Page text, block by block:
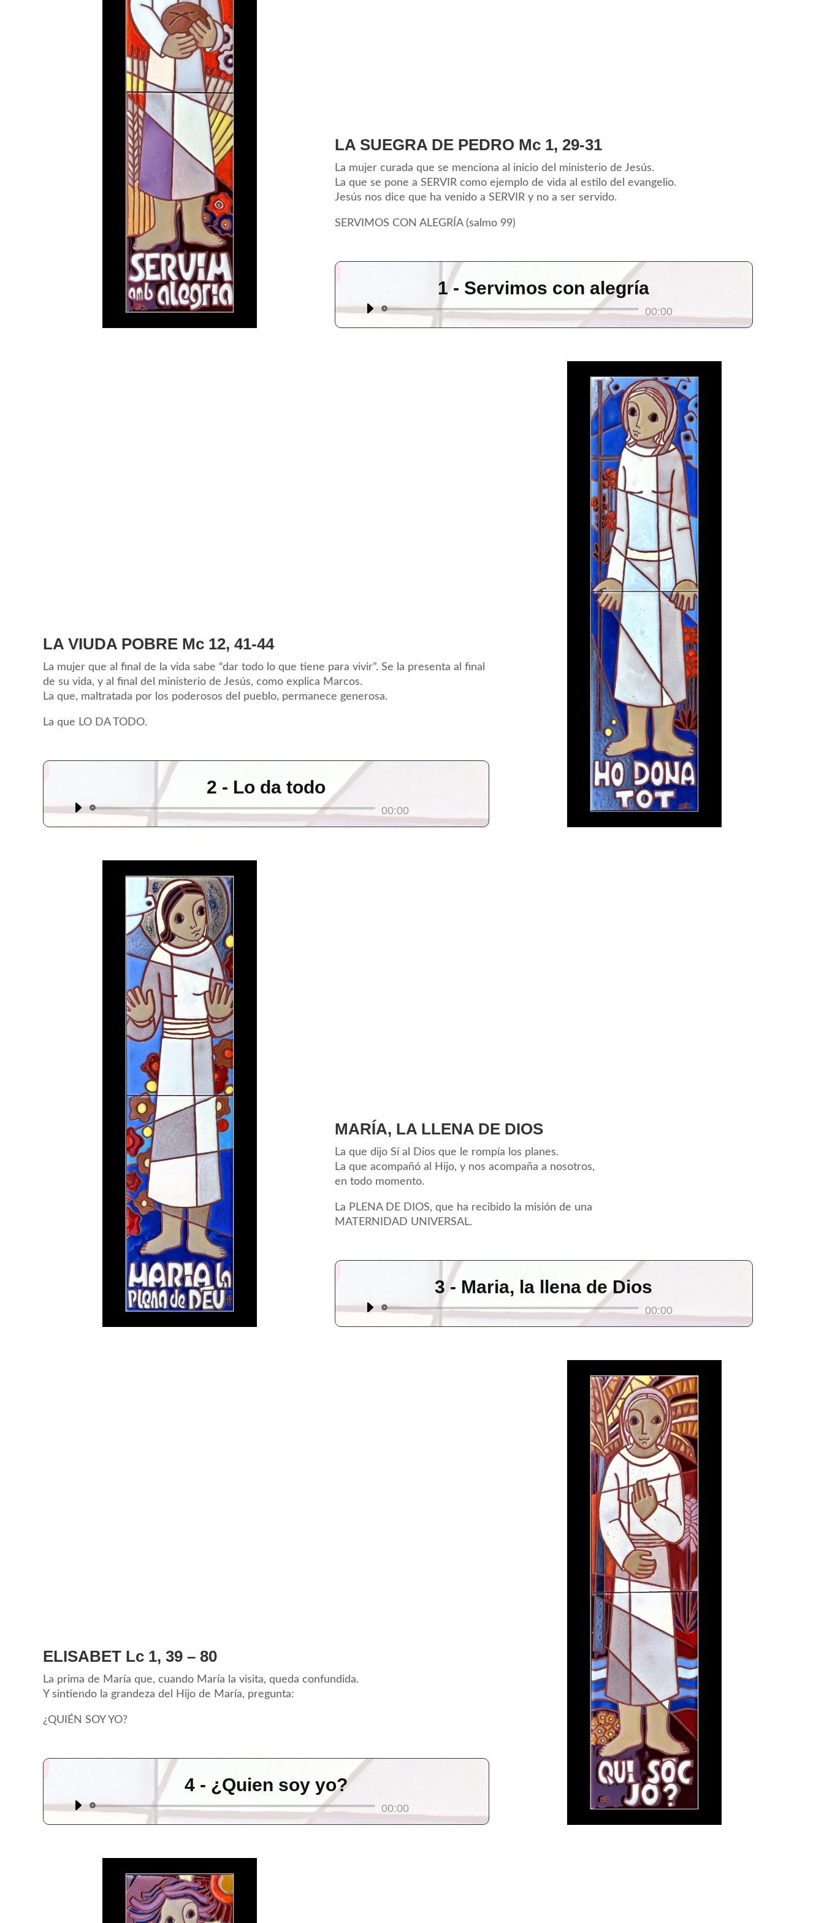
LA SUEGRA DE PEDRO Mc 1, 29-31
La mujer curada que se menciona al inicio del ministerio de Jesús.
La que se pone a SERVIR como ejemplo de vida al estilo del evangelio.
Jesús nos dice que ha venido a SERVIR y no a ser servido.
SERVIMOS CON ALEGRÍA (salmo 99)
1 - Servimos con alegría
00:00
LA VIUDA POBRE Mc 12, 41-44
La mujer que al final de la vida sabe “dar todo lo que tiene para vivir”. Se la presenta al final
de su vida, y al final del ministerio de Jesús, como explica Marcos.
La que, maltratada por los poderosos del pueblo, permanece generosa.
La que LO DA TODO.
2 - Lo da todo
00:00
MARÍA, LA LLENA DE DIOS
La que dijo Sí al Dios que le rompía los planes.
La que acompañó al Hijo, y nos acompaña a nosotros,
en todo momento.
La PLENA DE DIOS, que ha recibido la misión de una
MATERNIDAD UNIVERSAL.
3 - Maria, la llena de Dios
00:00
ELISABET Lc 1, 39 – 80
La prima de María que, cuando María la visita, queda confundida.
Y sintiendo la grandeza del Hijo de María, pregunta:
¿QUIÉN SOY YO?
4 - ¿Quien soy yo?
00:00